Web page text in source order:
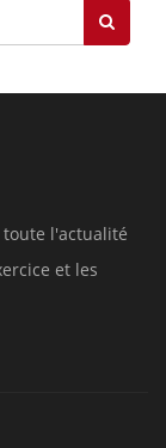
toute l'actualité
et les